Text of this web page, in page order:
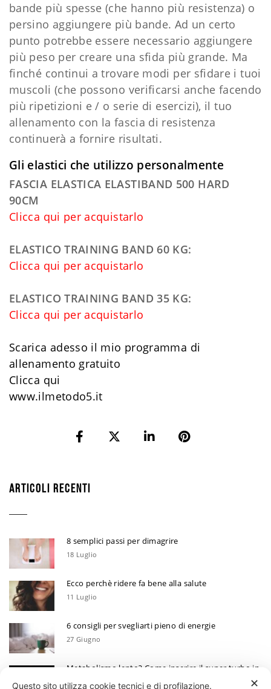
bande più spesse (che hanno più resistenza) o
persino aggiungere più bande. Ad un certo
punto potrebbe essere necessario aggiungere
più peso per creare una sfida più grande. Ma
finché continui a trovare modi per sfidare i tuoi
muscoli (che possono verificarsi anche facendo
più ripetizioni e / o serie di esercizi), il tuo
allenamento con la fascia di resistenza
continuerà a fornire risultati.
Gli elastici che utilizzo personalmente
FASCIA ELASTICA ELASTIBAND 500 HARD
90CM
Clicca qui per acquistarlo
ELASTICO TRAINING BAND 60 KG:
Clicca qui per acquistarlo
ELASTICO TRAINING BAND 35 KG:
Clicca qui per acquistarlo
Scarica adesso il mio programma di
allenamento gratuito
Clicca qui
www.ilmetodo5.it
ARTICOLI RECENTI
8 semplici passi per dimagrire
18 Luglio
Ecco perchè ridere fa bene alla salute
11 Luglio
6 consigli per svegliarti pieno di energie
27 Giugno
Metabolismo lento? Come inserire il super turbo in
✕
Questo sito utilizza cookie tecnici e di profilazione.